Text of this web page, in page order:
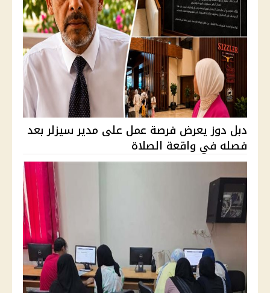
دبل دوز يعرض فرصة عمل على مدير سيزلر بعد
فصله في واقعة الصلاة